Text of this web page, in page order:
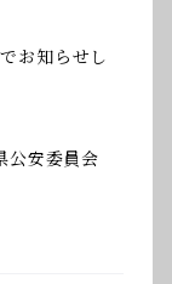
お知らせし
公安委員会